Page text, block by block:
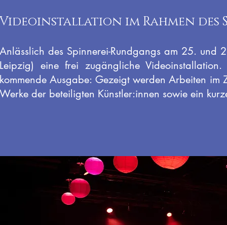
Videoinstallation im Rahmen des
Anlässlich des Spinnerei-Rundgangs am 25. und
Leipzig) eine frei zugängliche
kommende Ausgabe: Gezeigt werden Arbeiten im
Werke der beteiligten Künstler:innen sowie ein